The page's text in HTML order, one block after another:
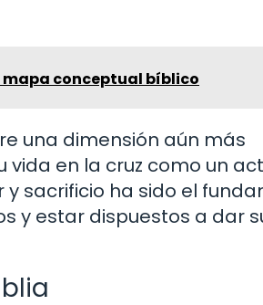
mapa conceptual bíblico
una dimensión aún más
vida en la cruz como un
sacrificio ha sido el
y estar dispuestos a dar